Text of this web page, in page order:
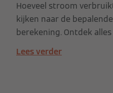
Hoeveel stroom
kijken naar de
berekening. Ontdek
Lees verder